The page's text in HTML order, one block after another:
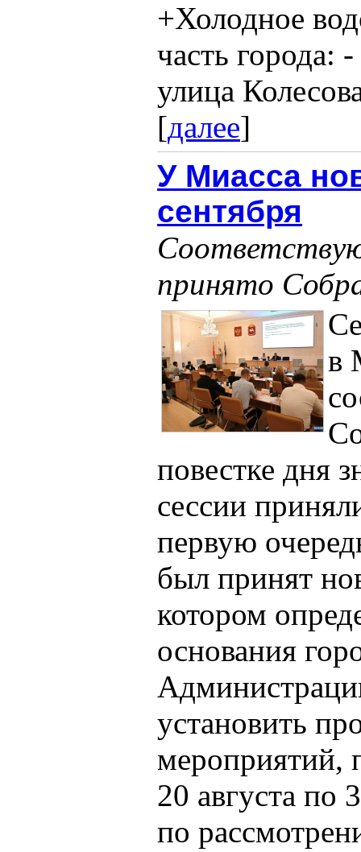
+Холодное
часть города:
улица
[далее]
У Миасса
сентября
принято
в
повестке дня
сессии
первую
был принят
котором
основания
установить
мероприятий,
20 августа по
по